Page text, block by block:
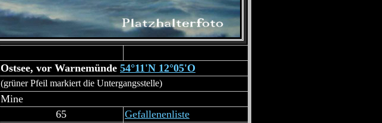
Ostsee, vor Warnemünde 54°11'N 12°05'O
(grüner Pfeil markiert die Untergangsstelle)
Mine
65
Gefallenenliste